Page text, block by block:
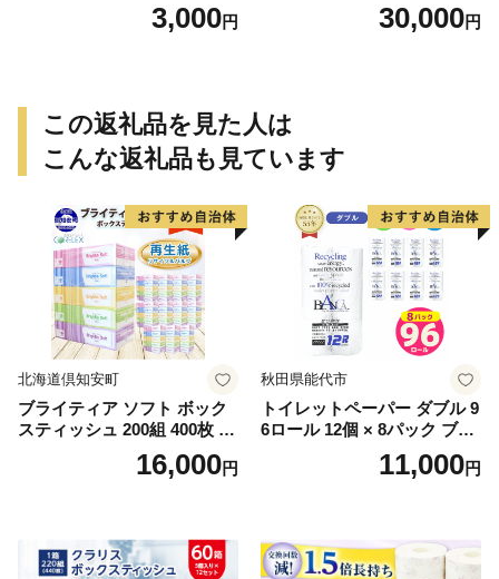
3,000円 30,000円
この返礼品を見た人は
こんな返礼品も見ています
北海道倶知安町
ブライティア ソフト ボック
スティッシュ 200組 400枚 60
箱 日本製 まとめ買い ティッ
シュ リサイクル 長持 防災 常
倶知安町 日用品
16,000円
秋田県能代市
トイレットペーパー ダブル 9
6ロール 12個 × 8パック ブラ
ンカ 再生紙 100％ 芯あり 日
用品 消耗品 無香料 生活用品
11,000円